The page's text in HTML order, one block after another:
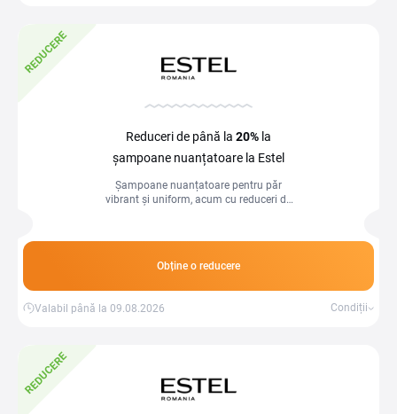
REDUCERE
Reduceri de până la 20% la
șampoane nuanțatoare la Estel
Șampoane nuanțatoare pentru păr
vibrant și uniform, acum cu reduceri de
Obține o reducere
Valabil până la 09.08.2026 Condiții
REDUCERE